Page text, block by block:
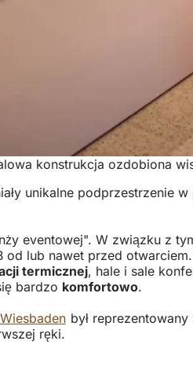
konstrukcja ozdobiona
unikalne podprzestrzenie
eventowej". W związku z
od lub nawet przed otwarciem.
termicznej, hale i sale
bardzo komfortowo.
był
ręki.